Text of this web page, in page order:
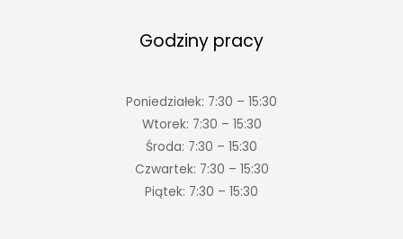
Godziny pracy
Poniedziałek: 7:30 – 15:30
Wtorek: 7:30 – 15:30
Środa: 7:30 – 15:30
Czwartek: 7:30 – 15:30
Piątek: 7:30 – 15:30